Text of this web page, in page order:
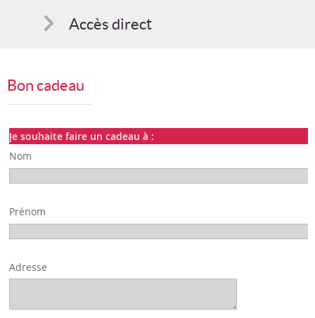
Accès direct
Suggestions
Bon cadeau
Programme en PDF
Bon cadeau
Je souhaite faire un cadeau à :
Nom
Prénom
Adresse